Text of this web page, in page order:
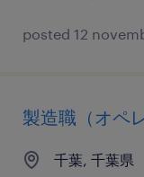
posted 12
製造職（オペ
千葉, 千葉県